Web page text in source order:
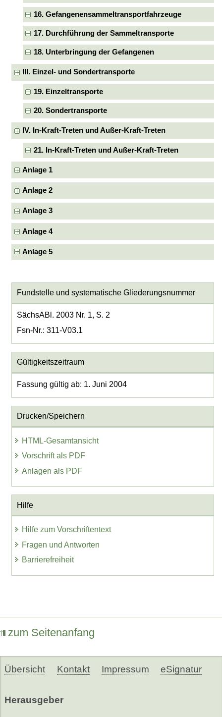
16. Gefangenensammeltransportfahrzeuge
17. Durchführung der Sammeltransporte
18. Unterbringung der Gefangenen
III. Einzel- und Sondertransporte
19. Einzeltransporte
20. Sondertransporte
IV. In-Kraft-Treten und Außer-Kraft-Treten
21. In-Kraft-Treten und Außer-Kraft-Treten
Anlage 1
Anlage 2
Anlage 3
Anlage 4
Anlage 5
Fundstelle und systematische Gliederungsnummer
SächsABl. 2003 Nr. 1, S. 2
Fsn-Nr.: 311-V03.1
Gültigkeitszeitraum
Fassung gültig ab: 1. Juni 2004
Drucken/Speichern
HTML-Gesamtansicht
Vorschrift als PDF
Anlagen als PDF
Hilfe
Hilfe zum Vorschriftentext
Fragen und Antworten
Barrierefreiheit
zum Seitenanfang
Übersicht Kontakt Impressum eSignatur
Herausgeber